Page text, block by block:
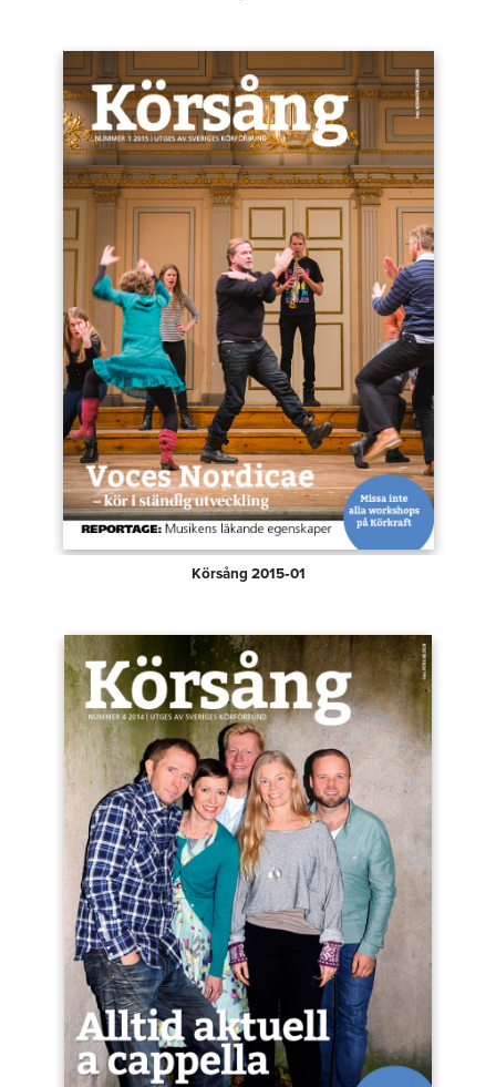
Körsång 2015‑01